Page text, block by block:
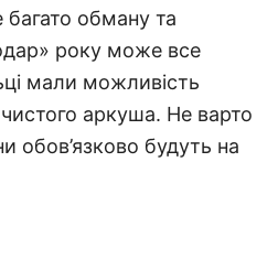
багато обману та
року може все
мали можливість
аркуша. Не варто
обов’язково будуть на